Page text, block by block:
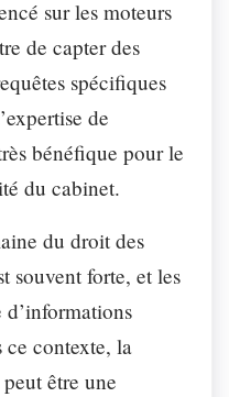
sur les moteurs
de capter des
spécifiques
de
bénéfique pour le
du cabinet.
du droit des
souvent forte, et les
ce contexte, la
être une